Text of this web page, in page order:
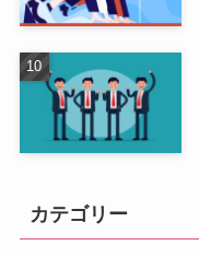
カテゴリー